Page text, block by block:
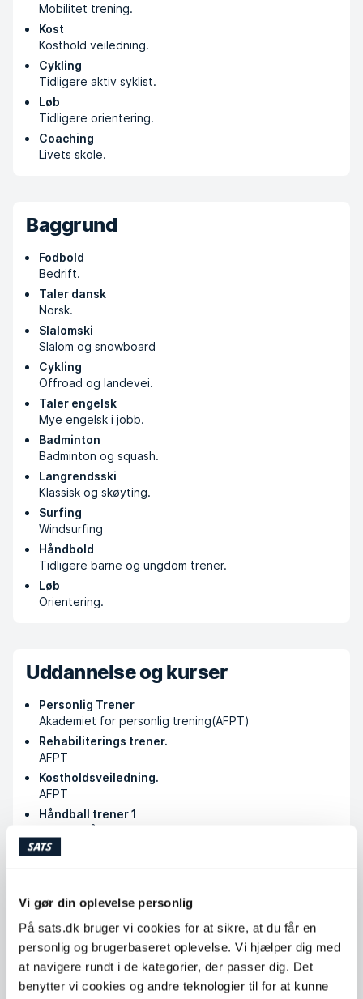
Vi gør din oplevelse personlig
På sats.dk bruger vi cookies for at sikre, at du får en
personlig og brugerbaseret oplevelse. Vi hjælper dig med
at navigere rundt i de kategorier, der passer dig. Det
benytter vi cookies og andre teknologier til for at kunne
Mobilitet trening.
Kost
Kosthold veiledning.
Cykling
Tidligere aktiv syklist.
Løb
Tidligere orientering.
Coaching
Livets skole.
Baggrund
Fodbold
Bedrift.
Taler dansk
Norsk.
Slalomski
Slalom og snowboard
Cykling
Offroad og landevei.
Taler engelsk
Mye engelsk i jobb.
Badminton
Badminton og squash.
Langrendsski
Klassisk og skøyting.
Surfing
Windsurfing
Håndbold
Tidligere barne og ungdom trener.
Løb
Orientering.
Uddannelse og kurser
Personlig Trener
Akademiet for personlig trening(AFPT)
Rehabiliterings trener.
AFPT
Kostholdsveiledning.
AFPT
Håndball trener 1
Norges Håndball Forbund
Tilgængelige timer
Mandag 06:00 - 22:00